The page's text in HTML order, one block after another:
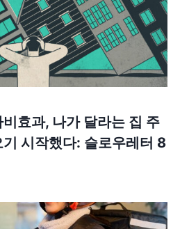
효과, 나가 달라는 집 주
시작했다: 슬로우레터 8